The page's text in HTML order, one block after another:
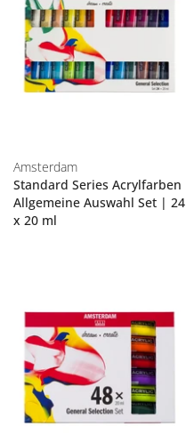
Amsterdam
Standard Series Acrylfarben
Allgemeine Auswahl Set | 24
x 20 ml